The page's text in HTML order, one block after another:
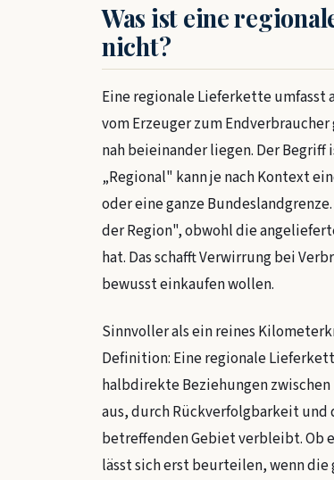
Was ist eine
nicht?
Eine regionale Lieferkette
vom Erzeuger zum
nah beieinander liegen. Der
„Regional" kann je nach Kontext
oder eine ganze
der Region", obwohl die
hat. Das schafft Verwirrung bei
bewusst einkaufen wollen.
Sinnvoller als ein reines
Definition: Eine regionale
halbdirekte Beziehungen
aus, durch Rückverfolgbarkeit
betreffenden Gebiet verbleibt.
lässt sich erst beurteilen, wenn die